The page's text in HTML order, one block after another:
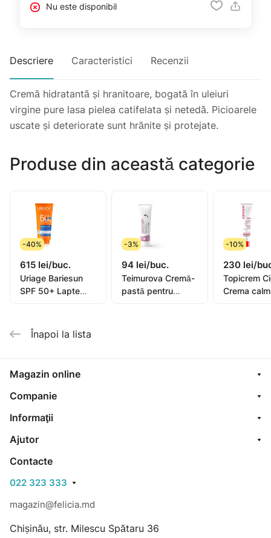
Nu este disponibil
Descriere Caracteristici Recenzii
Cremă hidratantă și hranitoare, bogată în uleiuri
virgine pure lasa pielea catifelata și netedă. Picioarele
uscate și deteriorate sunt hrănite și protejate.
Produse din această categorie
-40%
615 lei/buc.
Uriage Bariesun
SPF 50+ Lapte
-3%
94 lei/buc.
Teimurova Cremă-
pastă pentru
-10%
230 lei/
Topicrem
Crema
Înapoi la lista
Magazin online
Companie
Informaţii
Ajutor
Contacte
022 323 333
magazin@felicia.md
Chișinău, str. Milescu Spătaru 36